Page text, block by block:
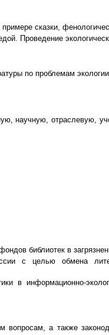
сказки,
Проведение
по проблемам
научную, отраслевую,
библиотек в
с целью обмена
в информационно-
а также